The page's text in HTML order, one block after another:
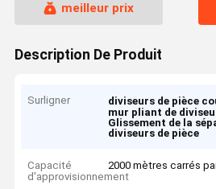
meilleur prix
Description De Produit
Surligner diviseurs de pièce
mur pliant de
Glissement de la
diviseurs de pièce
Capacité
d'approvisionnement
2000 mètres carrés